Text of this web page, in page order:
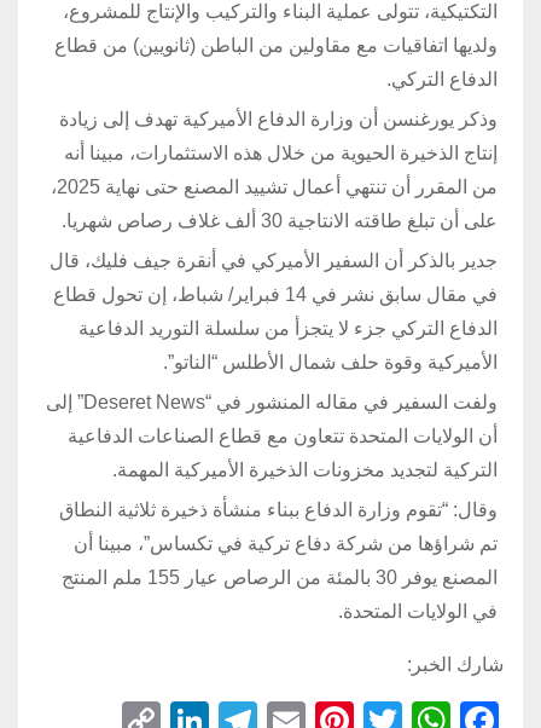
التكتيكية، تتولى عملية البناء والتركيب والإنتاج للمشروع،
ولديها اتفاقيات مع مقاولين من الباطن (ثانويين) من قطاع
الدفاع التركي.
وذكر يورغنسن أن وزارة الدفاع الأميركية تهدف إلى زيادة
إنتاج الذخيرة الحيوية من خلال هذه الاستثمارات، مبينا أنه
من المقرر أن تنتهي أعمال تشييد المصنع حتى نهاية 2025،
على أن تبلغ طاقته الانتاجية 30 ألف غلاف رصاص شهريا.
جدير بالذكر أن السفير الأميركي في أنقرة جيف فليك، قال
في مقال سابق نشر في 14 فبراير/ شباط، إن تحول قطاع
الدفاع التركي جزء لا يتجزأ من سلسلة التوريد الدفاعية
الأميركية وقوة حلف شمال الأطلس “الناتو”.
ولفت السفير في مقاله المنشور في “Deseret News” إلى
أن الولايات المتحدة تتعاون مع قطاع الصناعات الدفاعية
التركية لتجديد مخزونات الذخيرة الأميركية المهمة.
وقال: “تقوم وزارة الدفاع ببناء منشأة ذخيرة ثلاثية النطاق
تم شراؤها من شركة دفاع تركية في تكساس”، مبينا أن
المصنع يوفر 30 بالمئة من الرصاص عيار 155 ملم المنتج
في الولايات المتحدة.
شارك الخبر: